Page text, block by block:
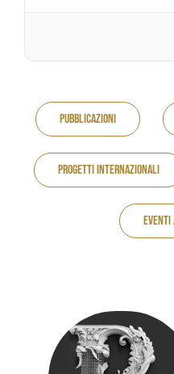
Pubblicazioni
Progetti internazionali
Eventi